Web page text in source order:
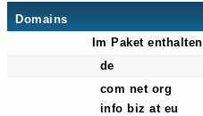
Domains
Im Paket enthalten
de
com net org
info biz at eu